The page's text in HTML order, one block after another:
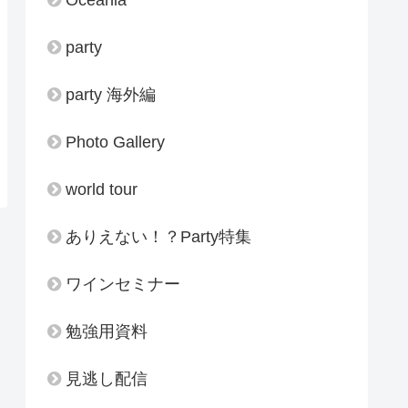
party
party 海外編
Photo Gallery
world tour
ありえない！？Party特集
ワインセミナー
勉強用資料
見逃し配信